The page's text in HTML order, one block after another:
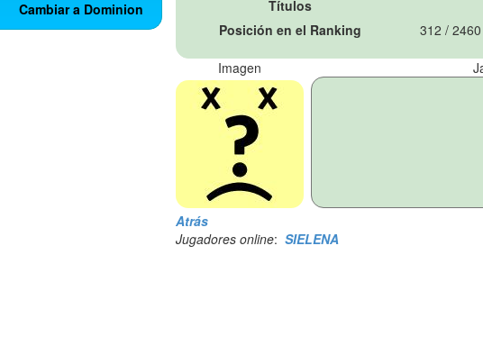
Cambiar a Dominion
Títulos
Posición en el Ranking
312 / 2460
Imagen
Atrás
Jugadores online: SIELENA